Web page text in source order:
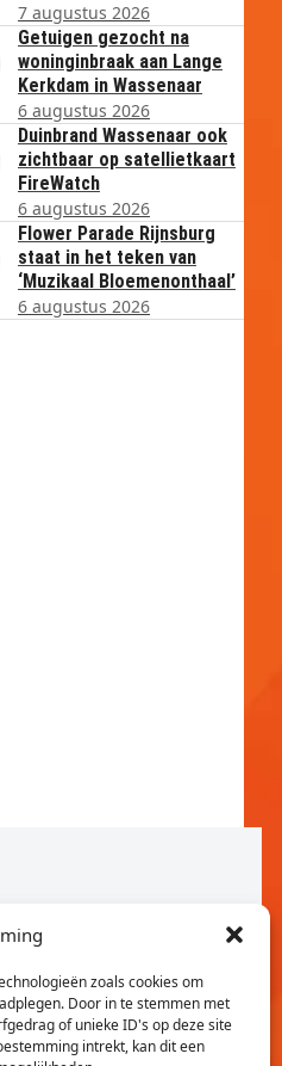
zoals cookies om
Door in te stemmen met
of unieke ID's op deze site
intrekt, kan dit een
7 augustus 2026
Getuigen gezocht na
woninginbraak aan Lange
Kerkdam in Wassenaar
6 augustus 2026
Duinbrand Wassenaar ook
zichtbaar op satellietkaart
FireWatch
6 augustus 2026
Flower Parade Rijnsburg
staat in het teken van
‘Muzikaal Bloemenonthaal’
6 augustus 2026